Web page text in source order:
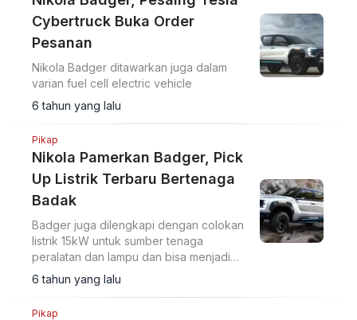
Cybertruck Buka Order
Pesanan
Nikola Badger ditawarkan juga dalam
varian fuel cell electric vehicle
6 tahun yang lalu
Pikap
Nikola Pamerkan Badger, Pick
Up Listrik Terbaru Bertenaga
Badak
Badger juga dilengkapi dengan colokan
listrik 15kW untuk sumber tenaga
peralatan dan lampu dan bisa menjadi
generator listrik hingga 12 jam lamanya.
6 tahun yang lalu
Pikap